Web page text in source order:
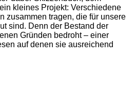
kleines Projekt: Verschiedene
zusammen tragen, die für unsere
sind. Denn der Bestand der
Gründen bedroht – einer
auf denen sie ausreichend